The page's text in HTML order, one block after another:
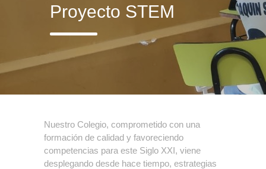
Proyecto STEM
Nuestro Colegio, comprometido con una
formación de calidad y favoreciendo
competencias para este Siglo XXI, viene
desplegando desde hace tiempo, estrategias